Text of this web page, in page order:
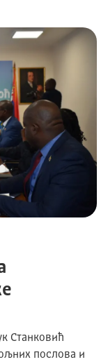
Станковић
послова и